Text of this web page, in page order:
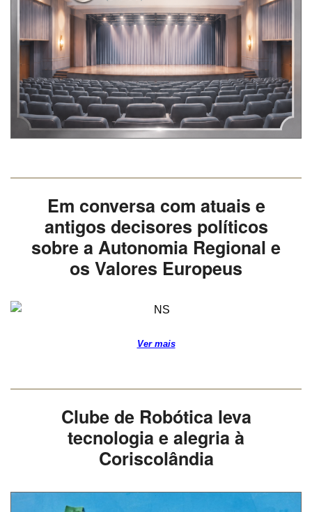
Em conversa com atuais e
antigos decisores políticos
sobre a Autonomia Regional e
os Valores Europeus
Ver mais
Clube de Robótica leva
tecnologia e alegria à
Coriscolândia